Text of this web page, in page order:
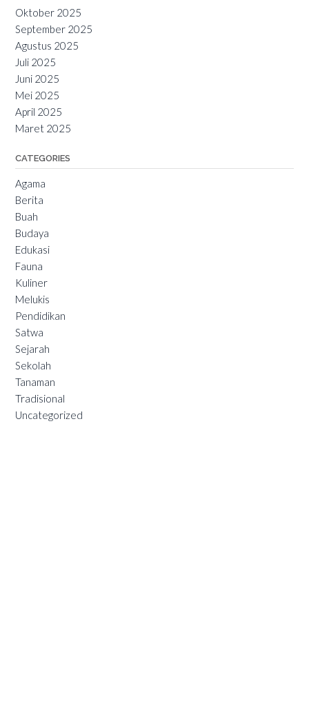
Oktober 2025
September 2025
Agustus 2025
Juli 2025
Juni 2025
Mei 2025
April 2025
Maret 2025
CATEGORIES
Agama
Berita
Buah
Budaya
Edukasi
Fauna
Kuliner
Melukis
Pendidikan
Satwa
Sejarah
Sekolah
Tanaman
Tradisional
Uncategorized